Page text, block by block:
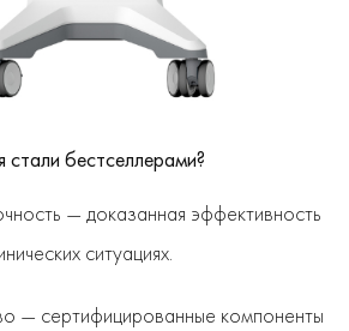
бестселлерами?
— доказанная эффективность
ситуациях.
— сертифицированные компоненты